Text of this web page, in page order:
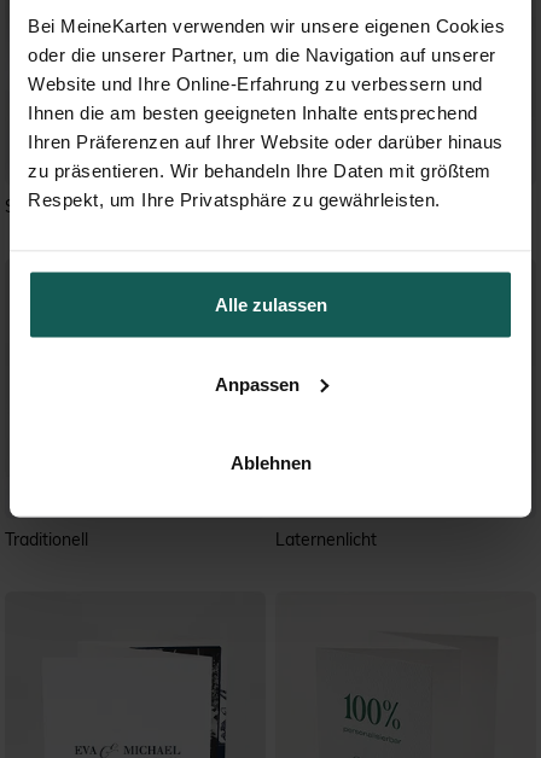
Bei MeineKarten verwenden wir unsere eigenen Cookies
oder die unserer Partner, um die Navigation auf unserer
Website und Ihre Online-Erfahrung zu verbessern und
Ihnen die am besten geeigneten Inhalte entsprechend
Ihren Präferenzen auf Ihrer Website oder darüber hinaus
zu präsentieren. Wir behandeln Ihre Daten mit größtem
Respekt, um Ihre Privatsphäre zu gewährleisten.
Alle zulassen
Anpassen
Ablehnen
Schreibschrift Zickzack
Traditionell La­ter­nen­licht